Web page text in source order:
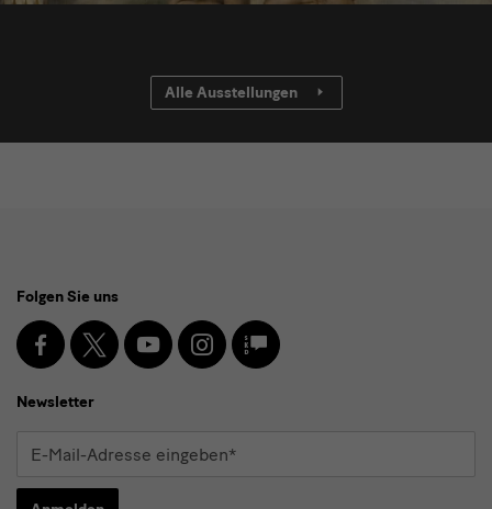
Alle Ausstellungen
Media
und
Newsletter
Folgen Sie uns
Facebook
X YoutubeInstagramSKD
Blog
Newsletter
E-
Adresse